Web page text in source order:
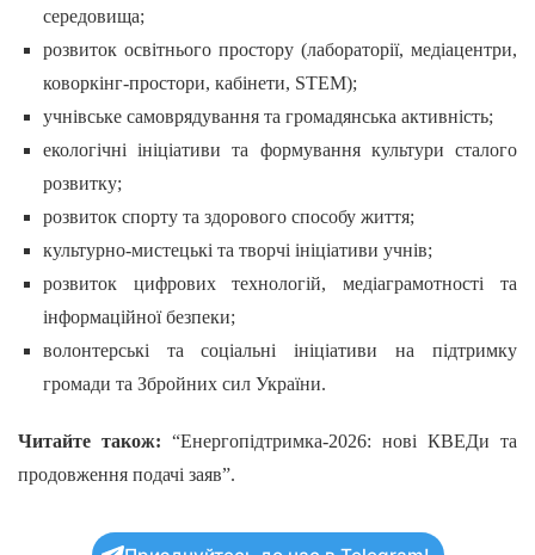
середовища;
розвиток освітнього простору (лабораторії, медіацентри,
коворкінг-простори, кабінети, STEM);
учнівське самоврядування та громадянська активність;
екологічні ініціативи та формування культури сталого
розвитку;
розвиток спорту та здорового способу життя;
культурно-мистецькі та творчі ініціативи учнів;
розвиток цифрових технологій, медіаграмотності та
інформаційної безпеки;
волонтерські та соціальні ініціативи на підтримку
громади та Збройних сил України.
Читайте також: “Енергопідтримка-2026: нові КВЕДи та
продовження подачі заяв”.